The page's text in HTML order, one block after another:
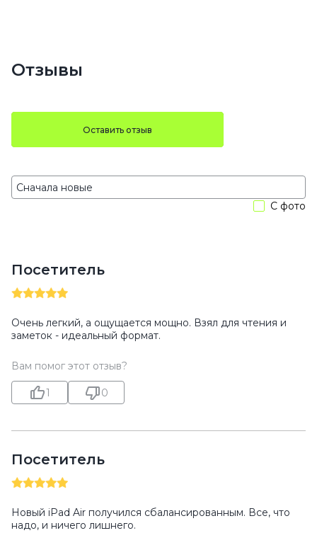
Отзывы
Оставить отзыв
С фото
Посетитель
Очень легкий, а ощущается мощно. Взял для чтения и
заметок - идеальный формат.
Вам помог этот отзыв?
1 0
Посетитель
Новый iPad Air получился сбалансированным. Все, что
надо, и ничего лишнего.